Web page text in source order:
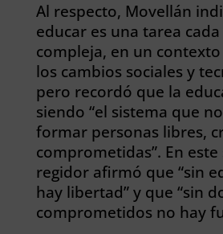
Al respecto, Movellán
educar es una tarea cada
compleja, en un
los cambios sociales y
pero recordó que la
siendo “el sistema que
formar personas libres,
comprometidas”. En
regidor afirmó que “sin
hay libertad” y que “sin
comprometidos no hay